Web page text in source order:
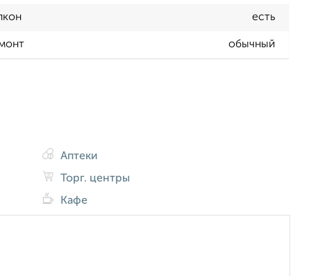
есть
обычный
Аптеки
Торг. центры
Кафе